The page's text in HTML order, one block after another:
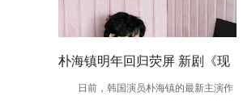
朴海镇明年回归荧屏 新剧《现
在开始show time》定档2022上
日前，韩国演员朴海镇的最新主演作